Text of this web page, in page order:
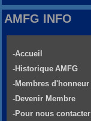
AMFG INFO
-Accueil
-Historique AMFG
-Membres d'honneur
-Devenir Membre
-Pour nous contacter